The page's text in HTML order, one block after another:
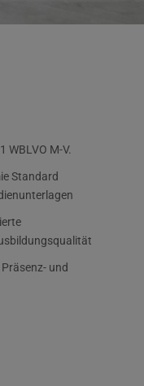
WBLVO M-V.
Standard
und